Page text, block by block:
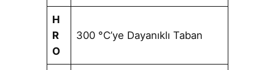
H
R
O
300 °C’ye Dayanıklı Taban